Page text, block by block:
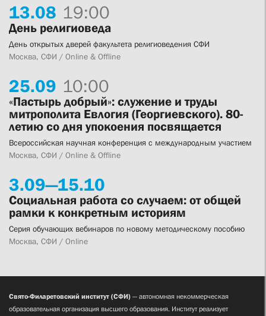
13.08 19:00
День религиоведа
День открытых дверей факультета религиоведения СФИ
Москва, СФИ / Online & Offline
25.09 10:00
«Пастырь добрый»: служение и труды
митрополита Евлогия (Георгиевского). 80-
летию со дня упокоения посвящается
Всероссийская научная конференция с международным участием
Москва, СФИ / Online & Offline
3.09—15.10
Социальная работа со случаем: от общей
рамки к конкретным историям
Серия обучающих вебинаров по новому методическому пособию
Москва, СФИ / Online
Свято-Филаретовский институт (СФИ) — автономная некоммерческая
образовательная организация высшего образования. Институт реализует